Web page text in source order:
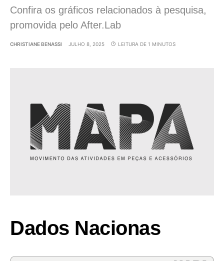
Confira os gráficos relacionados à pesquisa,
promovida pelo After.Lab
CHRISTIANE BENASSI JULHO 8, 2025 LEITURA DE 1 MINUTOS
Dados Nacionas